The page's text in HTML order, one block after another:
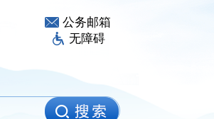
公务邮箱
无障碍